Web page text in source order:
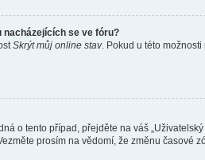
nacházejících se ve fóru?
Skrýt můj online stav. Pokud u této
o tento případ, přejděte na váš
prosím na vědomí, že změnu časové